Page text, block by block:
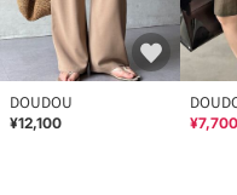
DOUDOU
¥12,100 ¥7,700